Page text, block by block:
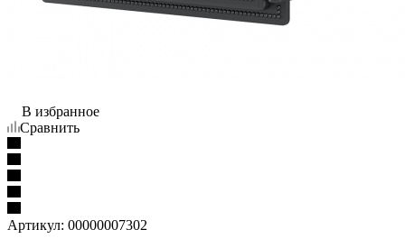
В избранное
Сравнить
Артикул: 00000007302